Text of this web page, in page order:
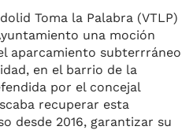
Toma la Palabra (VTLP)
una moción
aparcamiento subterrráneo
en el barrio de la
por el concejal
recuperar esta
desde 2016, garantizar su